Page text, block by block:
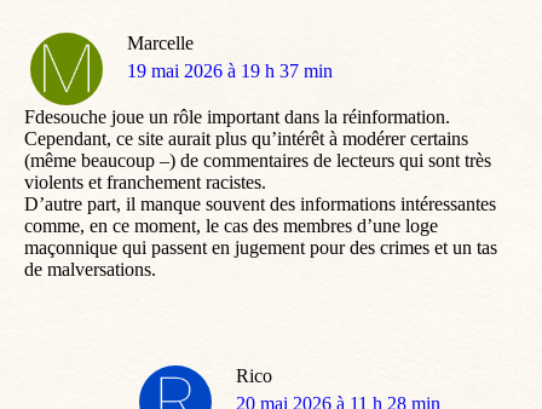
Marcelle
dit
19 mai 2026 à 19 h 37 min
Fdesouche joue un rôle important dans la réinformation.
Cependant, ce site aurait plus qu’intérêt à modérer certains
(même beaucoup –) de commentaires de lecteurs qui sont très
violents et franchement racistes.
D’autre part, il manque souvent des informations intéressantes
comme, en ce moment, le cas des membres d’une loge
maçonnique qui passent en jugement pour des crimes et un tas
de malversations.
Rico
dit
20 mai 2026 à 11 h 28 min